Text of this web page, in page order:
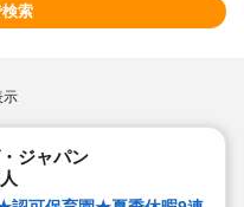
索
示
ジャパン